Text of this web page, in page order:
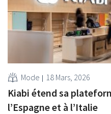
Mode 18 Mars, 2026
Kiabi étend sa
l’Espagne et à l’Italie